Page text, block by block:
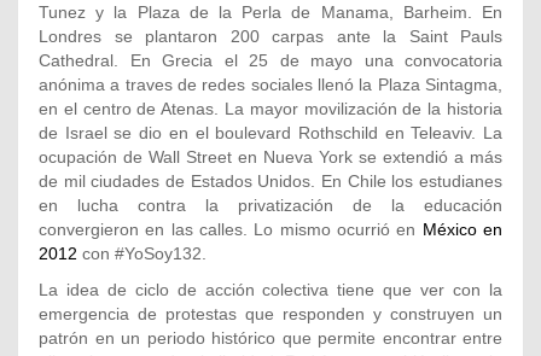
Tunez y la Plaza de la Perla de Manama, Barheim. En
Londres se plantaron 200 carpas ante la Saint Pauls
Cathedral. En Grecia el 25 de mayo una convocatoria
anónima a traves de redes sociales llenó la Plaza Sintagma,
en el centro de Atenas. La mayor movilización de la historia
de Israel se dio en el boulevard Rothschild en Teleaviv. La
ocupación de Wall Street en Nueva York se extendió a más
de mil ciudades de Estados Unidos. En Chile los estudianes
en lucha contra la privatización de la educación
convergieron en las calles. Lo mismo ocurrió en México en
2012 con #YoSoy132.
La idea de ciclo de acción colectiva tiene que ver con la
emergencia de protestas que responden y construyen un
patrón en un periodo histórico que permite encontrar entre